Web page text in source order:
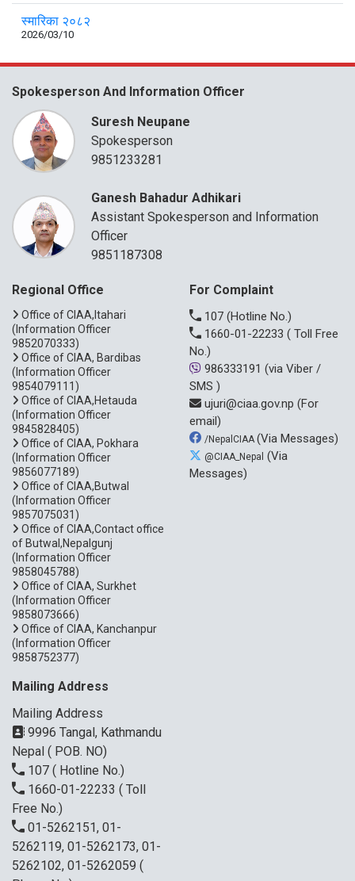
स्मारिका २०८२
2026/03/10
Spokesperson And Information Officer
Suresh Neupane
Spokesperson
9851233281
Ganesh Bahadur Adhikari
Assistant Spokesperson and Information
Officer
9851187308
Regional Office
Office of CIAA,Itahari
(Information Officer
9852070333)
Office of CIAA, Bardibas
(Information Officer
9854079111)
Office of CIAA,Hetauda
(Information Officer
9845828405)
Office of CIAA, Pokhara
(Information Officer
9856077189)
Office of CIAA,Butwal
(Information Officer
9857075031)
Office of CIAA,Contact office
of Butwal,Nepalgunj
(Information Officer
9858045788)
Office of CIAA, Surkhet
(Information Officer
9858073666)
Office of CIAA, Kanchanpur
(Information Officer
9858752377)
For Complaint
107 (Hotline No.)
1660-01-22233 ( Toll Free
No.)
986333191 (via Viber /
SMS )
ujuri@ciaa.gov.np (For
email)
/NepalCIAA (Via Messages)
@CIAA_Nepal (Via
Messages)
Mailing Address
Mailing Address
9996 Tangal, Kathmandu
Nepal ( POB. NO)
107 ( Hotline No.)
1660-01-22233 ( Toll
Free No.)
01-5262151, 01-
5262119, 01-5262173, 01-
5262102, 01-5262059 (